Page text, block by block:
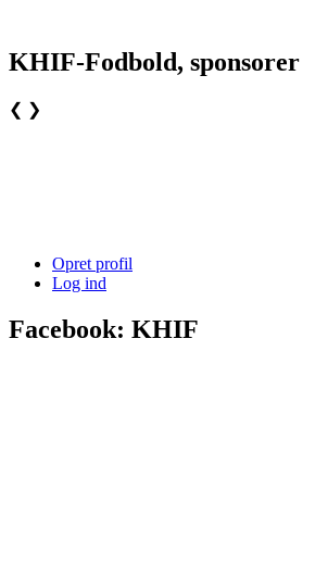
KHIF-Fodbold, sponsorer
❮ ❯
Opret profil
Log ind
Facebook: KHIF